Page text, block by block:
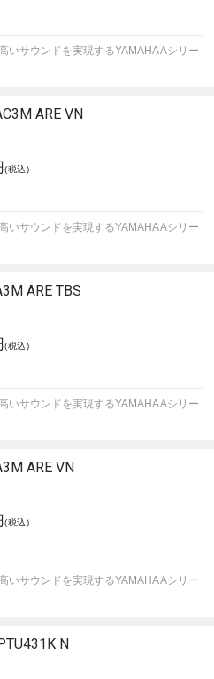
いサウンドを実現するYAMAHA Aシリー
ARE VN
(税込)
いサウンドを実現するYAMAHA Aシリー
ARE TBS
(税込)
いサウンドを実現するYAMAHA Aシリー
ARE VN
(税込)
いサウンドを実現するYAMAHA Aシリー
N